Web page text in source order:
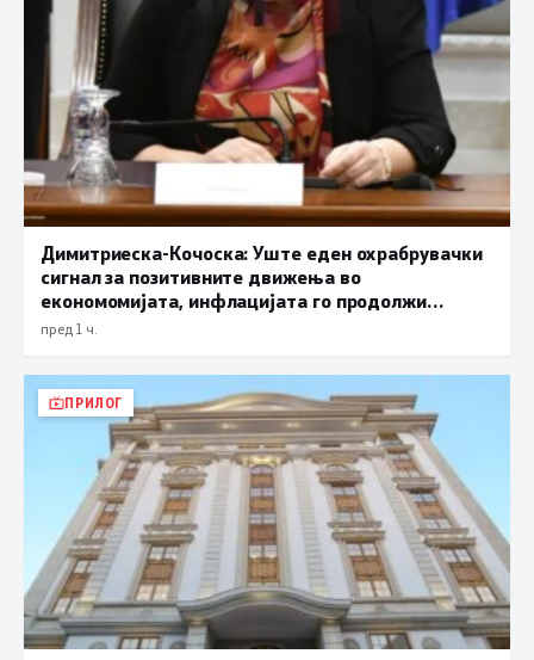
Димитриеска-Кочоска: Уште еден охрабрувачки
сигнал за позитивните движења во
економомијата, инфлацијата го продолжи
трендот на намалување и во јули изнесува 2,3
пред 1 ч.
ПРИЛОГ